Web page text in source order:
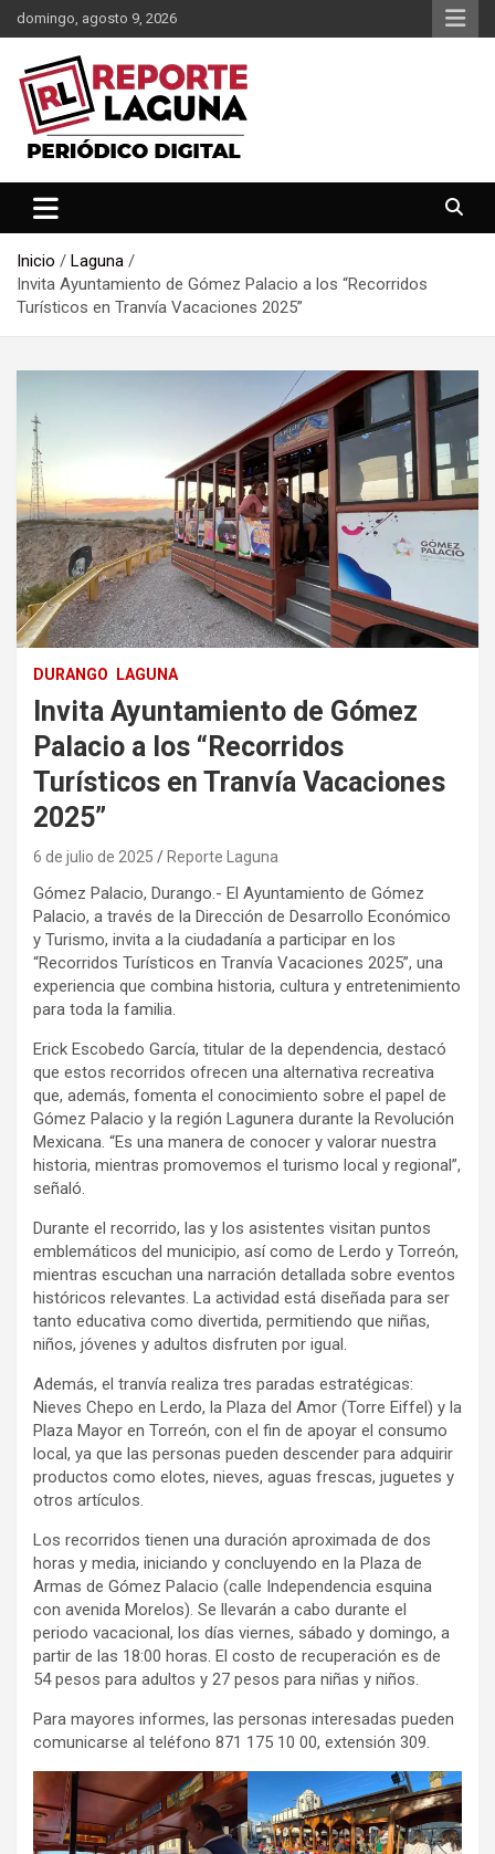
Saltar
al
contenido
domingo, agosto 9, 2026
Reporte Laguna
Inicio
Laguna
Invita Ayuntamiento de Gómez Palacio a los “Recorridos
Turísticos en Tranvía Vacaciones 2025”
DURANGO LAGUNA
Invita Ayuntamiento de Gómez
Palacio a los “Recorridos
Turísticos en Tranvía Vacaciones
2025”
6 de julio de 2025 Reporte Laguna
Gómez Palacio, Durango.- El Ayuntamiento de Gómez
Palacio, a través de la Dirección de Desarrollo Económico
y Turismo, invita a la ciudadanía a participar en los
“Recorridos Turísticos en Tranvía Vacaciones 2025”, una
experiencia que combina historia, cultura y entretenimiento
para toda la familia.
Erick Escobedo García, titular de la dependencia, destacó
que estos recorridos ofrecen una alternativa recreativa
que, además, fomenta el conocimiento sobre el papel de
Gómez Palacio y la región Lagunera durante la Revolución
Mexicana. “Es una manera de conocer y valorar nuestra
historia, mientras promovemos el turismo local y regional”,
señaló.
Durante el recorrido, las y los asistentes visitan puntos
emblemáticos del municipio, así como de Lerdo y Torreón,
mientras escuchan una narración detallada sobre eventos
históricos relevantes. La actividad está diseñada para ser
tanto educativa como divertida, permitiendo que niñas,
niños, jóvenes y adultos disfruten por igual.
Además, el tranvía realiza tres paradas estratégicas:
Nieves Chepo en Lerdo, la Plaza del Amor (Torre Eiffel) y la
Plaza Mayor en Torreón, con el fin de apoyar el consumo
local, ya que las personas pueden descender para adquirir
productos como elotes, nieves, aguas frescas, juguetes y
otros artículos.
Los recorridos tienen una duración aproximada de dos
horas y media, iniciando y concluyendo en la Plaza de
Armas de Gómez Palacio (calle Independencia esquina
con avenida Morelos). Se llevarán a cabo durante el
periodo vacacional, los días viernes, sábado y domingo, a
partir de las 18:00 horas. El costo de recuperación es de
54 pesos para adultos y 27 pesos para niñas y niños.
Para mayores informes, las personas interesadas pueden
comunicarse al teléfono 871 175 10 00, extensión 309.